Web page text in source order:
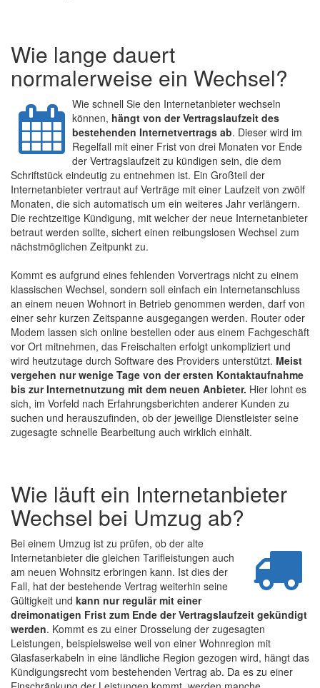
Wie lange dauert
normalerweise ein Wechsel?
Wie schnell Sie den Internetanbieter wechseln
können, hängt von der Vertragslaufzeit des
bestehenden Internetvertrags ab. Dieser wird im
Regelfall mit einer Frist von drei Monaten vor Ende
der Vertragslaufzeit zu kündigen sein, die dem
Schriftstück eindeutig zu entnehmen ist. Ein Großteil der
Internetanbieter vertraut auf Verträge mit einer Laufzeit von zwölf
Monaten, die sich automatisch um ein weiteres Jahr verlängern.
Die rechtzeitige Kündigung, mit welcher der neue Internetanbieter
betraut werden sollte, sichert einen reibungslosen Wechsel zum
nächstmöglichen Zeitpunkt zu.
Kommt es aufgrund eines fehlenden Vorvertrags nicht zu einem
klassischen Wechsel, sondern soll einfach ein Internetanschluss
an einem neuen Wohnort in Betrieb genommen werden, darf von
einer sehr kurzen Zeitspanne ausgegangen werden. Router oder
Modem lassen sich online bestellen oder aus einem Fachgeschäft
vor Ort mitnehmen, das Freischalten erfolgt unkompliziert und
wird heutzutage durch Software des Providers unterstützt. Meist
vergehen nur wenige Tage von der ersten Kontaktaufnahme
bis zur Internetnutzung mit dem neuen Anbieter. Hier lohnt es
sich, im Vorfeld nach Erfahrungsberichten anderer Kunden zu
suchen und herauszufinden, ob der jeweilige Dienstleister seine
zugesagte schnelle Bearbeitung auch wirklich einhält.
Wie läuft ein Internetanbieter
Wechsel bei Umzug ab?
Bei einem Umzug ist zu prüfen, ob der alte
Internetanbieter die gleichen Tarifleistungen auch
am neuen Wohnsitz erbringen kann. Ist dies der
Fall, hat der bestehende Vertrag weiterhin seine
Gültigkeit und kann nur regulär mit einer
dreimonatigen Frist zum Ende der Vertragslaufzeit gekündigt
werden. Kommt es zu einer Drosselung der zugesagten
Leistungen, beispielsweise weil von einer Wohnregion mit
Glasfaserkabeln in eine ländliche Region gezogen wird, hängt das
Kündigungsrecht vom bestehenden Vertrag ab. Da es zu einer